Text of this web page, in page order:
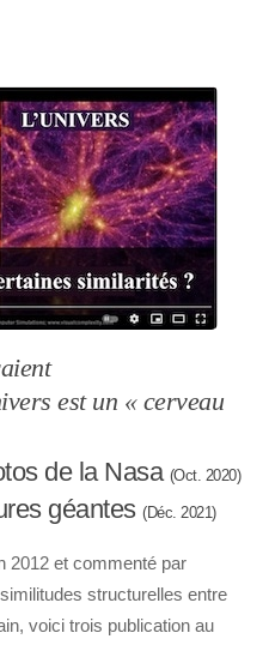
est un « cerveau
de la Nasa (Oct. 2020)
géantes (Déc. 2021)
2012 et commenté par
structurelles entre
voici trois publication au